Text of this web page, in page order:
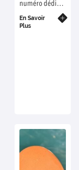
Academy of
Sciences,
apportent de
l’œuf d’oiseau.
numéro dédié à
l'agriculture :
"le secret de
En Savoir
Plus